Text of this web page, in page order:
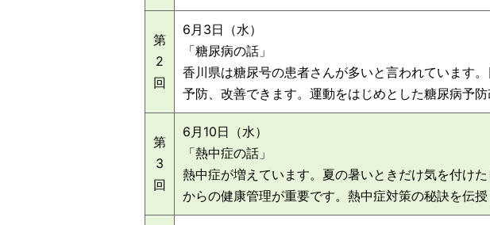
第
2
回
6月3日（水）
「糖尿病の話」
香川県は糖尿号の患者さんが多いと言われています
予防、改善できます。運動をはじめとした糖尿病予防
第
3
回
6月10日（水）
「熱中症の話」
熱中症が増えています。夏の暑いときだけ気を付け
からの健康管理が重要です。熱中症対策の秘訣を伝授